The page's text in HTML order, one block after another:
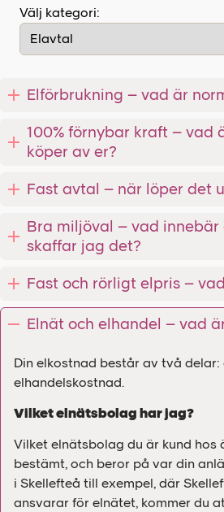
Välj kategori:
Elförbrukning – vad är
100% förnybar kraft – vad
köper av er?
Fast avtal – när löper det
Bra miljöval – vad innebär
skaffar jag det?
Fast och rörligt elpris –
Elnät och elhandel – vad
Din elkostnad består av två
elhandelskostnad.
Vilket elnätsbolag har jag?
Vilket elnätsbolag du är kund hos
bestämt, och beror på var din
i Skellefteå till exempel, där
ansvarar för elnätet, kommer du